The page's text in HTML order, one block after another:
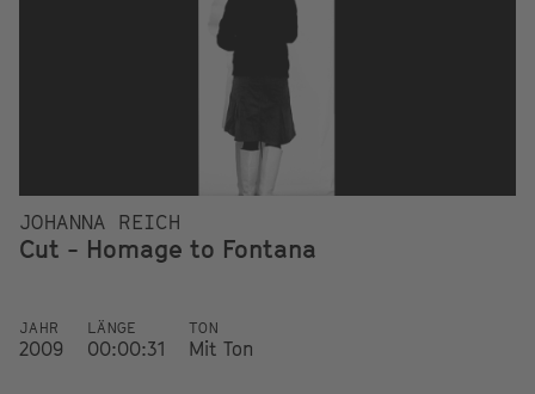
JOHANNA REICH
Cut - Homage to Fontana
JAHR
2009
LÄNGE
00:00:31
TON
Mit Ton